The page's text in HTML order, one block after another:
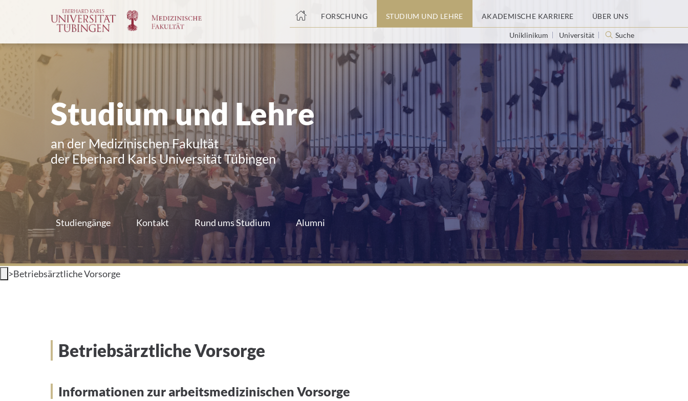
FORSCHUNG STUDIUM UND LEHRE AKADEMISCHE KARRIERE ÜBER UNS
Uniklinikum Universität Suche
Studium und Lehre
an der Medizinischen Fakultät
der Eberhard Karls Universität Tübingen
Studiengänge Kontakt Rund ums Studium Alumni
>Betriebsärztliche Vorsorge
Betriebsärztliche Vorsorge
Informationen zur arbeitsmedizinischen Vorsorge